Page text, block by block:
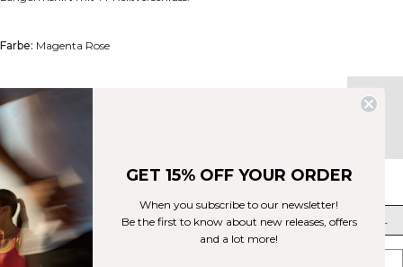
Farbe: Magenta Rose
+
Größe
XS M L XL XXL
GET 15% OFF YOUR ORDER
When you subscribe to our newsletter!
Be the first to know about new releases, offers
and a lot more!